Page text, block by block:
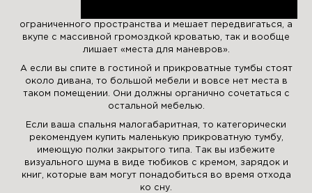
ограниченного пространства и мешает передвигаться, а
вкупе с массивной громоздкой кроватью, так и вообще
лишает «места для маневров».
А если вы спите в гостиной и прикроватные тумбы стоят
около дивана, то большой мебели и вовсе нет места в
таком помещении. Они должны органично сочетаться с
остальной мебелью.
Если ваша спальня малогабаритная, то категорически
рекомендуем купить маленькую прикроватную тумбу,
имеющую полки закрытого типа. Так вы избежите
визуального шума в виде тюбиков с кремом, зарядок и
книг, которые вам могут понадобиться во время отхода
ко сну.